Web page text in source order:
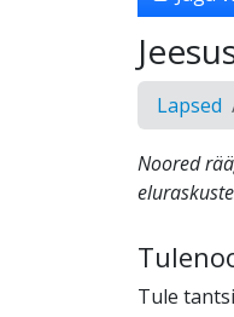
Lapsed
Noored
Tule